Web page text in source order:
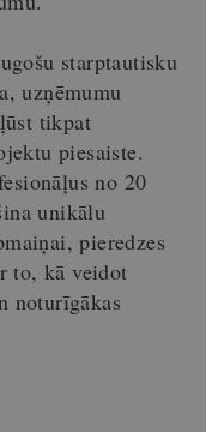
starptautisku
uzņēmumu
tikpat
piesaiste.
no 20
unikālu
pieredzes
to, kā veidot
noturīgākas